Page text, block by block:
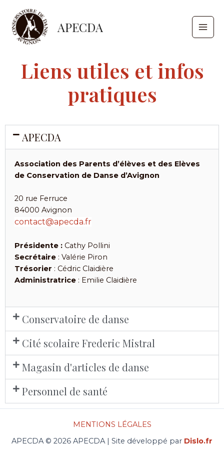
contenu
APECDA
Liens utiles et infos
pratiques
APECDA
Association des Parents d’élèves et des Elèves
de Conservation de Danse d’Avignon
20 rue Ferruce
84000 Avignon
contact@apecda.fr
Présidente : Cathy Pollini
Secrétaire: Valérie Piron
Trésorier : Cédric Claidière
Administratrice: Emilie Claidière
Conservatoire de danse
Cité scolaire Frederic Mistral
Magasin d'articles de danse
Personnel de santé
MENTIONS LÉGALES
APECDA © 2026 APECDA | Site développé par Dislo.fr